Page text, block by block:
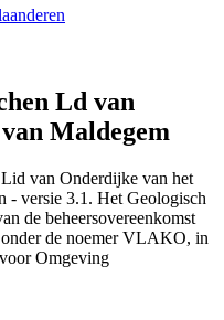
Ld van
Maldegem
van Onderdijke van het
- versie 3.1. Het Geologisch
de beheersovereenkomst
de noemer VLAKO, in
Omgeving